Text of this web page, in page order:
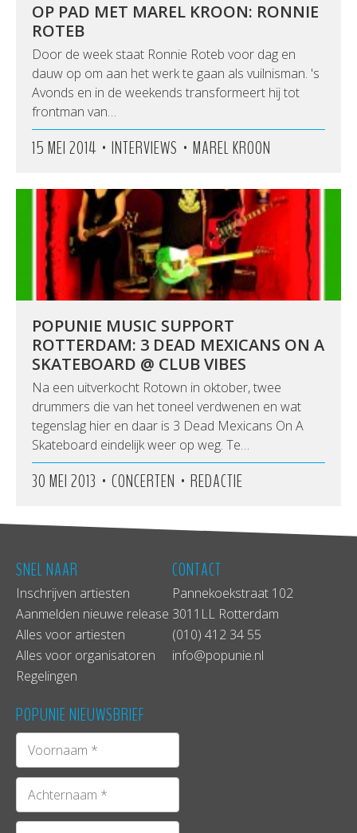
OP PAD MET MAREL KROON: RONNIE
ROTEB
Door de week staat Ronnie Roteb voor dag en
dauw op om aan het werk te gaan als vuilnisman. 's
Avonds en in de weekends transformeert hij tot
frontman van…
15 MEI 2014 • INTERVIEWS • MAREL KROON
POPUNIE MUSIC SUPPORT
ROTTERDAM: 3 DEAD MEXICANS ON A
SKATEBOARD @ CLUB VIBES
Na een uitverkocht Rotown in oktober, twee
drummers die van het toneel verdwenen en wat
tegenslag hier en daar is 3 Dead Mexicans On A
Skateboard eindelijk weer op weg. Te…
30 MEI 2013 • CONCERTEN • REDACTIE
SNEL NAAR
Inschrijven artiesten
Aanmelden nieuwe release
Alles voor artiesten
Alles voor organisatoren
Regelingen
CONTACT
Pannekoekstraat 102
3011LL Rotterdam
(010) 412 34 55
info@popunie.nl
POPUNIE NIEUWSBRIEF